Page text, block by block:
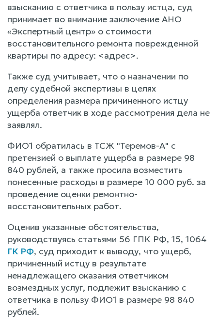
взысканию с ответчика в пользу истца, суд
принимает во внимание заключение АНО
«Экспертный центр» о стоимости
восстановительного ремонта поврежденной
квартиры по адресу: <адрес>.
Также суд учитывает, что о назначении по
делу судебной экспертизы в целях
определения размера причиненного истцу
ущерба ответчик в ходе рассмотрения дела не
заявлял.
ФИО1 обратилась в ТСЖ "Теремов-А" с
претензией о выплате ущерба в размере 98
840 рублей, а также просила возместить
понесенные расходы в размере 10 000 руб. за
проведение оценки ремонтно-
восстановительных работ.
Оценив указанные обстоятельства,
руководствуясь статьями 56 ГПК РФ, 15, 1064
ГК РФ, суд приходит к выводу, что ущерб,
причиненный истцу в результате
ненадлежащего оказания ответчиком
возмездных услуг, подлежит взысканию с
ответчика в пользу ФИО1 в размере 98 840
рублей.